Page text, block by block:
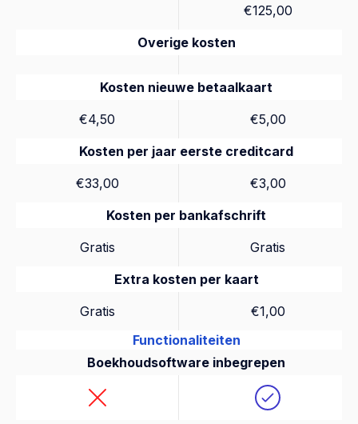
€125,00
Overige kosten
Kosten nieuwe betaalkaart
€4,50
€5,00
Kosten per jaar eerste creditcard
€33,00
€3,00
Kosten per bankafschrift
Gratis
Gratis
Extra kosten per kaart
Gratis
€1,00
Functionaliteiten
Boekhoudsoftware inbegrepen